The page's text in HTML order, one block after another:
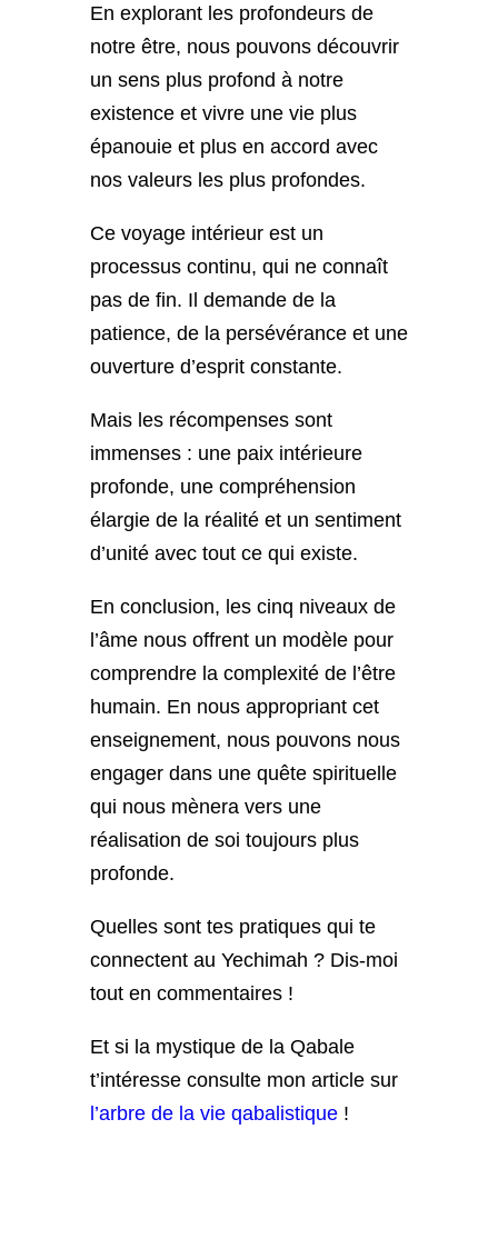
En explorant les profondeurs de
notre être, nous pouvons découvrir
un sens plus profond à notre
existence et vivre une vie plus
épanouie et plus en accord avec
nos valeurs les plus profondes.
Ce voyage intérieur est un
processus continu, qui ne connaît
pas de fin. Il demande de la
patience, de la persévérance et une
ouverture d’esprit constante.
Mais les récompenses sont
immenses : une paix intérieure
profonde, une compréhension
élargie de la réalité et un sentiment
d’unité avec tout ce qui existe.
En conclusion, les cinq niveaux de
l’âme nous offrent un modèle pour
comprendre la complexité de l’être
humain. En nous appropriant cet
enseignement, nous pouvons nous
engager dans une quête spirituelle
qui nous mènera vers une
réalisation de soi toujours plus
profonde.
Quelles sont tes pratiques qui te
connectent au Yechimah ? Dis-moi
tout en commentaires !
Et si la mystique de la Qabale
t’intéresse consulte mon article sur
l’arbre de la vie qabalistique!